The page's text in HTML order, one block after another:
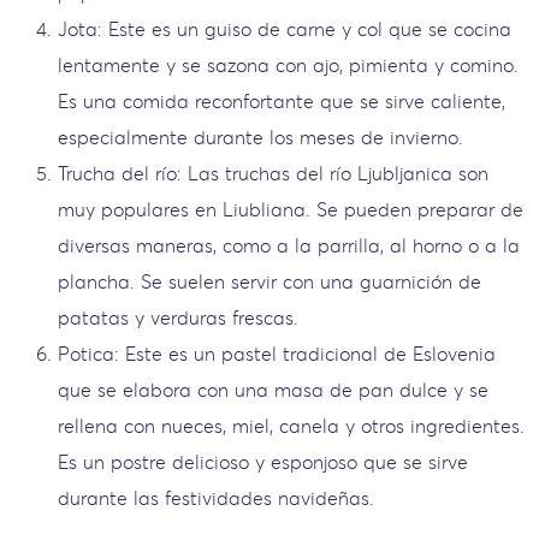
Jota: Este es un guiso de carne y col que se cocina
lentamente y se sazona con ajo, pimienta y comino.
Es una comida reconfortante que se sirve caliente,
especialmente durante los meses de invierno.
Trucha del río: Las truchas del río Ljubljanica son
muy populares en Liubliana. Se pueden preparar de
diversas maneras, como a la parrilla, al horno o a la
plancha. Se suelen servir con una guarnición de
patatas y verduras frescas.
Potica: Este es un pastel tradicional de Eslovenia
que se elabora con una masa de pan dulce y se
rellena con nueces, miel, canela y otros ingredientes.
Es un postre delicioso y esponjoso que se sirve
durante las festividades navideñas.